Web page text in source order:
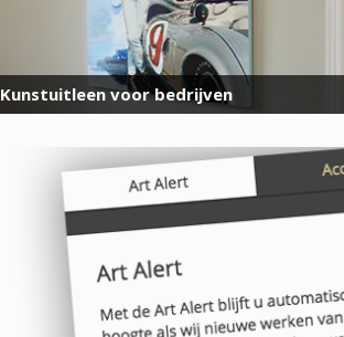
Kunstuitleen voor bedrijven